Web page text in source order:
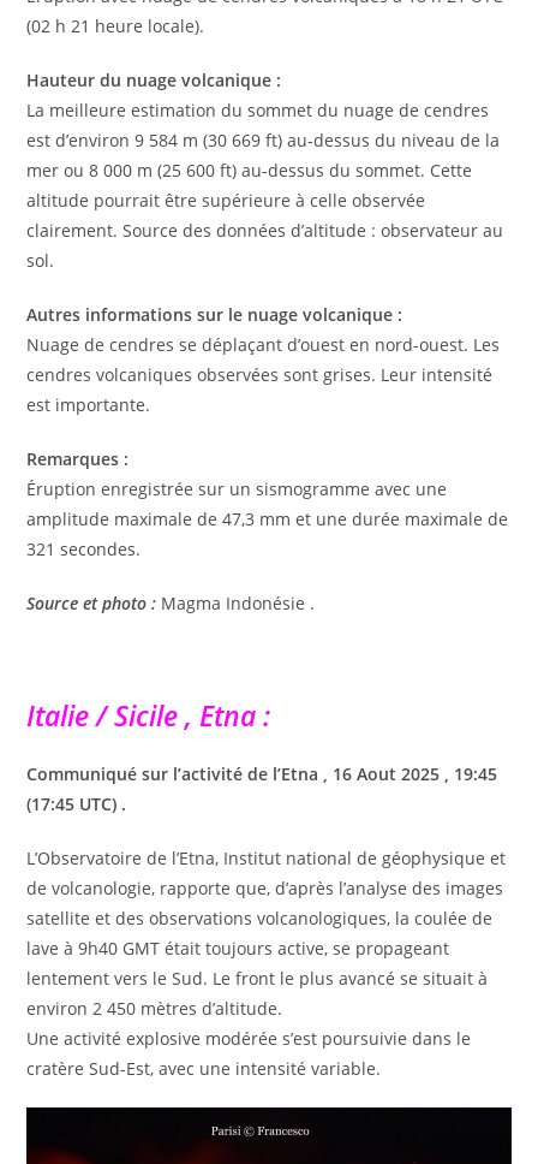
(02 h 21 heure locale).
Hauteur du nuage volcanique :
La meilleure estimation du sommet du nuage de cendres
est d’environ 9 584 m (30 669 ft) au-dessus du niveau de la
mer ou 8 000 m (25 600 ft) au-dessus du sommet. Cette
altitude pourrait être supérieure à celle observée
clairement. Source des données d’altitude : observateur au
sol.
Autres informations sur le nuage volcanique :
Nuage de cendres se déplaçant d’ouest en nord-ouest. Les
cendres volcaniques observées sont grises. Leur intensité
est importante.
Remarques :
Éruption enregistrée sur un sismogramme avec une
amplitude maximale de 47,3 mm et une durée maximale de
321 secondes.
Source et photo : Magma Indonésie .
Italie / Sicile , Etna :
Communiqué sur l’activité de l’Etna , 16 Aout 2025 , 19:45
(17:45 UTC) .
L’Observatoire de l’Etna, Institut national de géophysique et
de volcanologie, rapporte que, d’après l’analyse des images
satellite et des observations volcanologiques, la coulée de
lave à 9h40 GMT était toujours active, se propageant
lentement vers le Sud. Le front le plus avancé se situait à
environ 2 450 mètres d’altitude.
Une activité explosive modérée s’est poursuivie dans le
cratère Sud-Est, avec une intensité variable.